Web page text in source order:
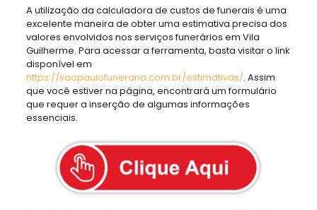
A utilização da calculadora de custos de funerais é uma
excelente maneira de obter uma estimativa precisa dos
valores envolvidos nos serviços funerários em Vila
Guilherme. Para acessar a ferramenta, basta visitar o link
disponível em
https://saopaulofuneraria.com.br/estimativas/. Assim
que você estiver na página, encontrará um formulário
que requer a inserção de algumas informações
essenciais.